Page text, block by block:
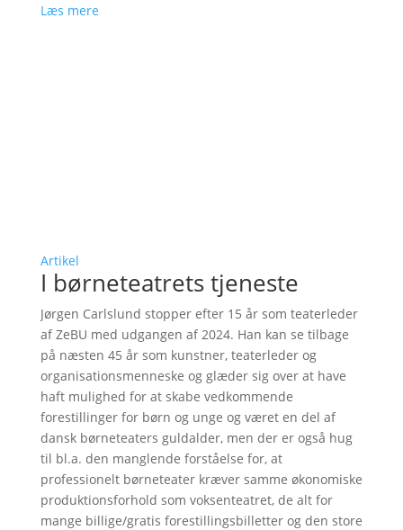
Læs mere
Artikel
I børneteatrets tjeneste
Jørgen Carlslund stopper efter 15 år som teaterleder
af ZeBU med udgangen af 2024. Han kan se tilbage
på næsten 45 år som kunstner, teaterleder og
organisationsmenneske og glæder sig over at have
haft mulighed for at skabe vedkommende
forestillinger for børn og unge og været en del af
dansk børneteaters guldalder, men der er også hug
til bl.a. den manglende forståelse for, at
professionelt børneteater kræver samme økonomiske
produktionsforhold som voksenteatret, de alt for
mange billige/gratis forestillingsbilletter og den store